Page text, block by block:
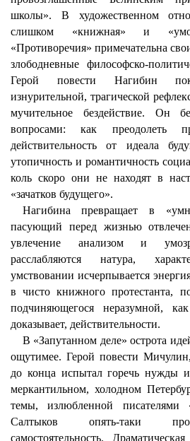
школы». В художественном
слишком «книжная» и
«Противоречия» примечательна
злободневные философско-
Герой повести Нагибин
изнурительной, трагической
мучительное бездействие. Он
вопросами: как преодолеть
действительность от идеала
утопичность и романтичность
коль скоро они не находят в
«зачатков будущего».
Нагибина превращает в
пасующий перед жизнью
увлечение анализом и
расслабляются натура,
умствовании исчерпывается
в чисто книжного протестанта,
подчиняющегося неразумной,
доказывает, действительности.
В «Запутанном деле» острота
ощутимее. Герой повести
до конца испытал горечь нужды
меркантильном, холодном
темы, излюбленной писателями
Салтыков опять-таки
самостоятельность.